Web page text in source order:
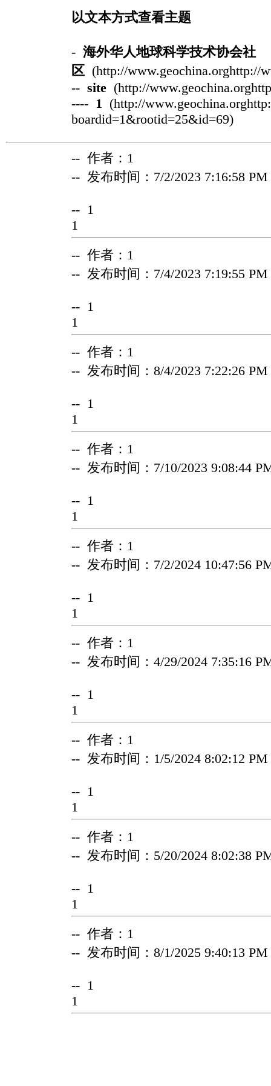
以文本方式查看主题
- 海外华人地球科学技术协会社
区 (http://www.geochina.orghttp://
-- site (http://
---- 1 (http://
boardid=1&rootid=25&id=69)
-- 作者：1
-- 发布时间：7/2/2023 7:16:58 PM
-- 1
1
-- 作者：1
-- 发布时间：7/4/2023 7:19:55 PM
-- 1
1
-- 作者：1
-- 发布时间：8/4/2023 7:22:26 PM
-- 1
1
-- 作者：1
-- 发布时间：7/10/2023 9:08:44
-- 1
1
-- 作者：1
-- 发布时间：7/2/2024 10:47:56
-- 1
1
-- 作者：1
-- 发布时间：4/29/2024 7:35:16
-- 1
1
-- 作者：1
-- 发布时间：1/5/2024 8:02:12 PM
-- 1
1
-- 作者：1
-- 发布时间：5/20/2024 8:02:38
-- 1
1
-- 作者：1
-- 发布时间：8/1/2025 9:40:13 PM
-- 1
1